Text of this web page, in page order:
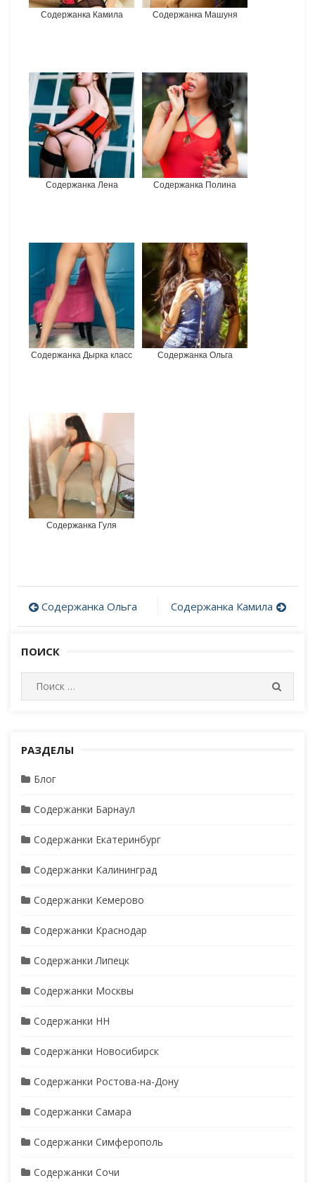
Содержанка Камила Содержанка Машуня
Содержанка Лена Содержанка Полина
Содержанка Дырка класс Содержанка Ольга
Содержанка Гуля
Post
navigation
Содержанка Ольга Содержанка Камила
ПОИСК
с
т
:
О
РАЗДЕЛЫ
Блог
Содержанки Барнаул
Содержанки Екатеринбург
Содержанки Калининград
Содержанки Кемерово
Содержанки Краснодар
Содержанки Липецк
Содержанки Москвы
Содержанки НН
Содержанки Новосибирск
Содержанки Ростова-на-Дону
Содержанки Самара
Содержанки Симферополь
Содержанки Сочи